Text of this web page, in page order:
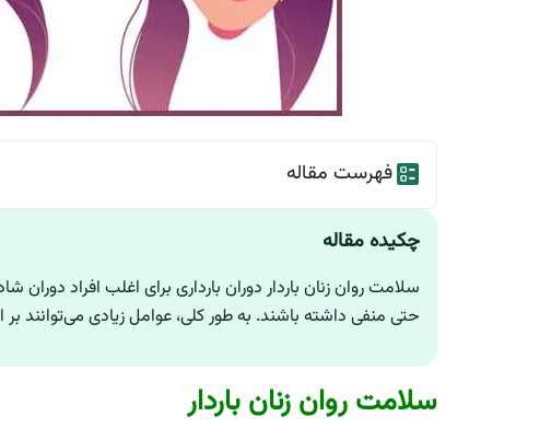
فهرست مقاله
چکیده مقاله
سلامت روان زنان باردار دوران بارداری برای اغلب افراد
حتی منفی داشته باشند. به طور کلی، عوامل زیادی می‌توانند
سلامت روان زنان باردار